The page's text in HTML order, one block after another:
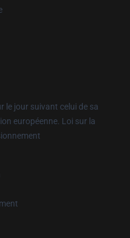
le jour suivant celui de sa
européenne. Loi sur la